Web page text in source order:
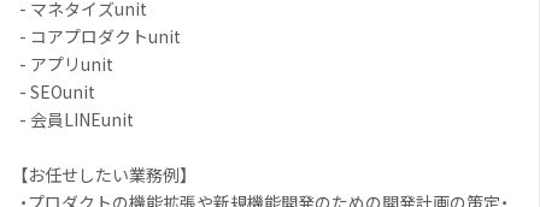
- マネタイズunit
- コアプロダクトunit
- アプリunit
- SEOunit
- 会員LINEunit
【お任せしたい業務例】
・プロダクトの機能拡張や新規機能開発のための開発計画の策定・